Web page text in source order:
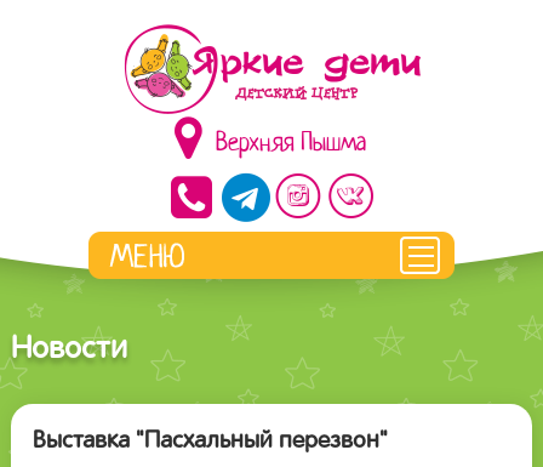
Верхняя Пышма
Новости
Выставка "Пасхальный перезвон"